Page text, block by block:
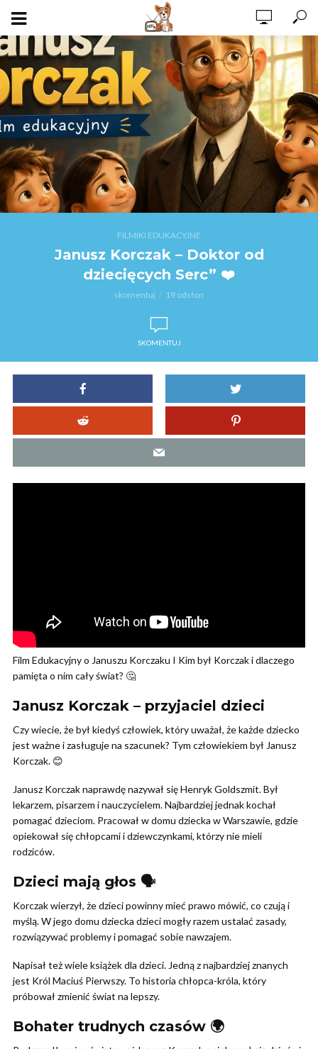
FILMIKI EDUKACYJNE
Janusz Korczak – Doktor od
dziecięcych Serc” ❤️
skomentuj 19 odsłon
SKOMENTUJ
Film Edukacyjny o Januszu Korczaku I Kim był Korczak i dlaczego
pamięta o nim cały świat? 🤔
Janusz Korczak – przyjaciel dzieci
Czy wiecie, że był kiedyś człowiek, który uważał, że każde dziecko
jest ważne i zasługuje na szacunek? Tym człowiekiem był Janusz
Korczak. 😊
Janusz Korczak naprawdę nazywał się Henryk Goldszmit. Był
lekarzem, pisarzem i nauczycielem. Najbardziej jednak kochał
pomagać dzieciom. Pracował w domu dziecka w Warszawie, gdzie
opiekował się chłopcami i dziewczynkami, którzy nie mieli
rodziców.
Dzieci mają głos 🗣️
Korczak wierzył, że dzieci powinny mieć prawo mówić, co czują i
myślą. W jego domu dziecka dzieci mogły razem ustalać zasady,
rozwiązywać problemy i pomagać sobie nawzajem.
Napisał też wiele książek dla dzieci. Jedną z najbardziej znanych
jest Król Maciuś Pierwszy. To historia chłopca-króla, który
próbował zmienić świat na lepszy.
Bohater trudnych czasów 🌍